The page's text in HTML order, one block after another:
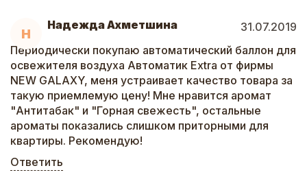
Н
Надежда Ахметшина
31.07.2019
Периодически покупаю автоматический баллон для
освежителя воздуха Автоматик Extra от фирмы
NEW GALAXY, меня устраивает качество товара за
такую приемлемую цену! Мне нравится аромат
"Антитабак" и "Горная свежесть", остальные
ароматы показались слишком приторными для
квартиры. Рекомендую!
Ответить